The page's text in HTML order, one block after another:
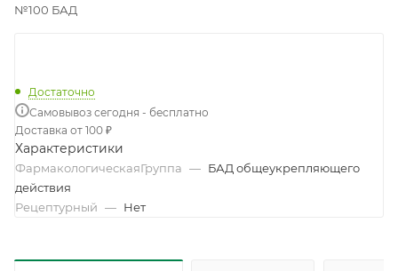
№100 БАД
Достаточно
Самовывоз сегодня - бесплатно
Доставка от 100 ₽
Характеристики
ФармакологическаяГруппа — БАД общеукрепляющего
действия
Рецептурный — Нет